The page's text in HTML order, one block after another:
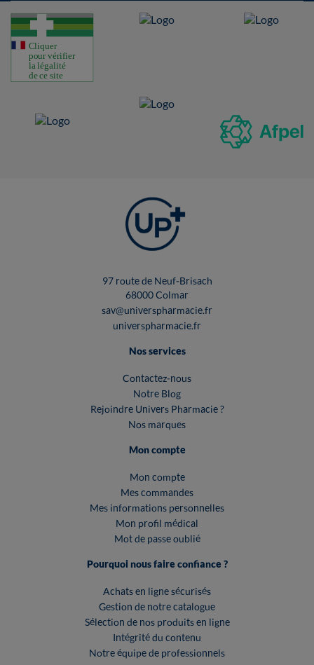
97 route de Neuf-Brisach
68000 Colmar
sav@universpharmacie.fr
universpharmacie.fr
Nos services
Contactez-nous
Notre Blog
Rejoindre Univers Pharmacie ?
Nos marques
Mon compte
Mon compte
Mes commandes
Mes informations personnelles
Mon profil médical
Mot de passe oublié
Pourquoi nous faire confiance ?
Achats en ligne sécurisés
Gestion de notre catalogue
Sélection de nos produits en ligne
Intégrité du contenu
Notre équipe de professionnels